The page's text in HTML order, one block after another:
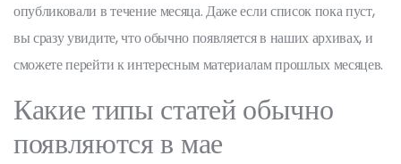
опубликовали в течение месяца. Даже если список пока пуст,
вы сразу увидите, что обычно появляется в наших архивах, и
сможете перейти к интересным материалам прошлых месяцев.
Какие типы статей обычно
появляются в мае